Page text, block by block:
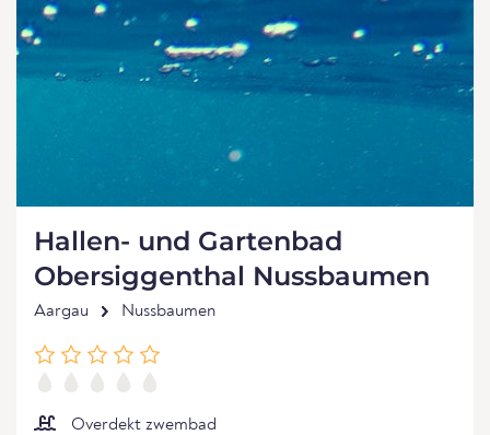
Hallen- und Gartenbad
Obersiggenthal Nussbaumen
Aargau Nussbaumen
Overdekt zwembad